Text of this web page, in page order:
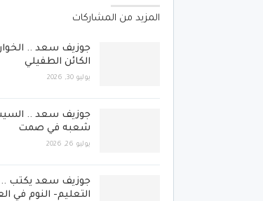
المزيد من المشاركات
جوزيف سعد ..
الكائن الطفيلي
يوليو 30, 2026
جوزيف سعد ..
شعبه في صمت
يوليو 26, 2026
جوزيف سعد يكتب
التعليم- النوم في